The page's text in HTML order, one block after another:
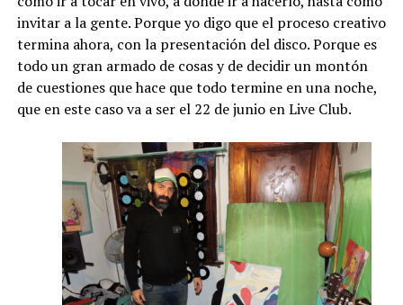
invitar a la gente. Porque yo digo que el proceso creativo
termina ahora, con la presentación del disco. Porque es
todo un gran armado de cosas y de decidir un montón
de cuestiones que hace que todo termine en una noche,
que en este caso va a ser el 22 de junio en Live Club.